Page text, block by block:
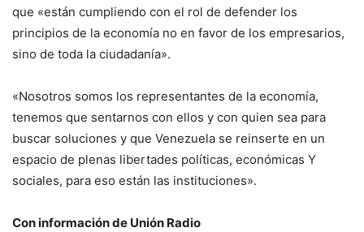
que «están cumpliendo con el rol de defender los
principios de la economía no en favor de los empresarios,
sino de toda la ciudadanía».
«Nosotros somos los representantes de la economía,
tenemos que sentarnos con ellos y con quien sea para
buscar soluciones y que Venezuela se reinserte en un
espacio de plenas libertades políticas, económicas Y
sociales, para eso están las instituciones».
Con información de Unión Radio